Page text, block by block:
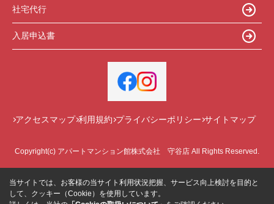
社宅代行
入居申込書
アクセスマップ 利用規約 プライバシーポリシー サイトマップ
Copyright(c) アパートマンション館株式会社 守谷店 All Rights Reserved.
当サイトでは、お客様の当サイト利用状況把握、サービス向上検討を目的と
して、クッキー（Cookie）を使用しています。